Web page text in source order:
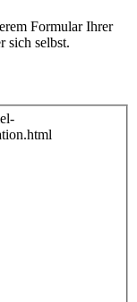
Formular Ihrer
sich selbst.